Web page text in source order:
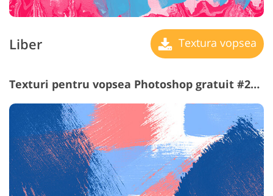
Liber Textura vopsea
Texturi pentru vopsea Photoshop gratuit #22 "Mint"